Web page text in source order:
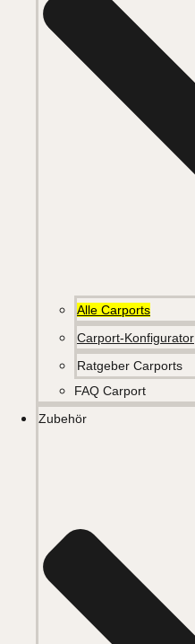
Alle Carports
Carport-Konfigurator
Ratgeber Carports
FAQ Carport
Zubehör